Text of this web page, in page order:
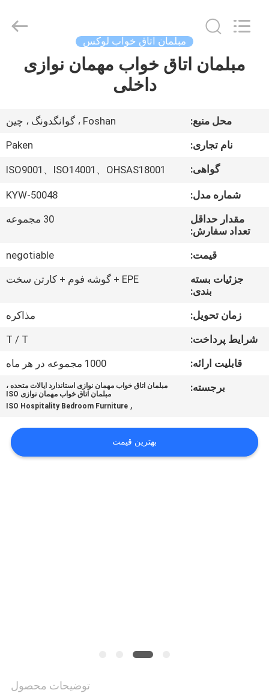
صفحه
محصولات
کارخانه
کنترل
درخواست
نقل
مبلمان اتاق خواب لوکس
مبلمان اتاق خواب مهمان نوازی
داخلی
محل منبع:
Foshan ، گوانگدونگ ، چین
نام تجاری:
Paken
گواهی:
ISO9001、ISO14001、OHSAS18001
شماره مدل:
KYW-50048
مقدار حداقل
تعداد سفارش:
30 مجموعه
قیمت:
negotiable
جزئیات بسته
بندی:
EPE + گوشه فوم + کارتن سخت
زمان تحویل:
مذاکره
شرایط پرداخت:
T / T
قابلیت ارائه:
1000 مجموعه در هر ماه
برجسته:
مبلمان اتاق خواب مهمان نوازی استاندارد ایالات متحده ،
مبلمان اتاق خواب مهمان نوازی ISO
,
ISO Hospitality Bedroom Furniture
بهترین قیمت
توضیحات محصول